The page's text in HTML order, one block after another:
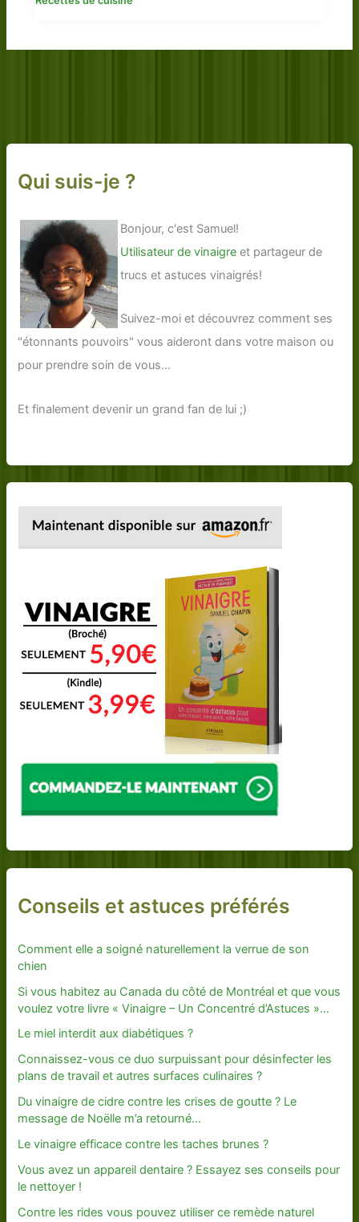
Qui suis-je ?
Bonjour, c'est Samuel!
Utilisateur de vinaigre et partageur de
trucs et astuces vinaigrés!
Suivez-moi et découvrez comment ses
"étonnants pouvoirs" vous aideront dans votre maison ou
pour prendre soin de vous...
Et finalement devenir un grand fan de lui ;)
Conseils et astuces préférés
Comment elle a soigné naturellement la verrue de son
chien
Si vous habitez au Canada du côté de Montréal et que vous
voulez votre livre « Vinaigre – Un Concentré d’Astuces »…
Le miel interdit aux diabétiques ?
Connaissez-vous ce duo surpuissant pour désinfecter les
plans de travail et autres surfaces culinaires ?
Du vinaigre de cidre contre les crises de goutte ? Le
message de Noëlle m’a retourné…
Le vinaigre efficace contre les taches brunes ?
Vous avez un appareil dentaire ? Essayez ses conseils pour
le nettoyer !
Contre les rides vous pouvez utiliser ce remède naturel